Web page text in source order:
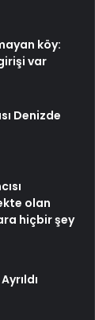
köy:
var
Denizde
olan
hiçbir şey